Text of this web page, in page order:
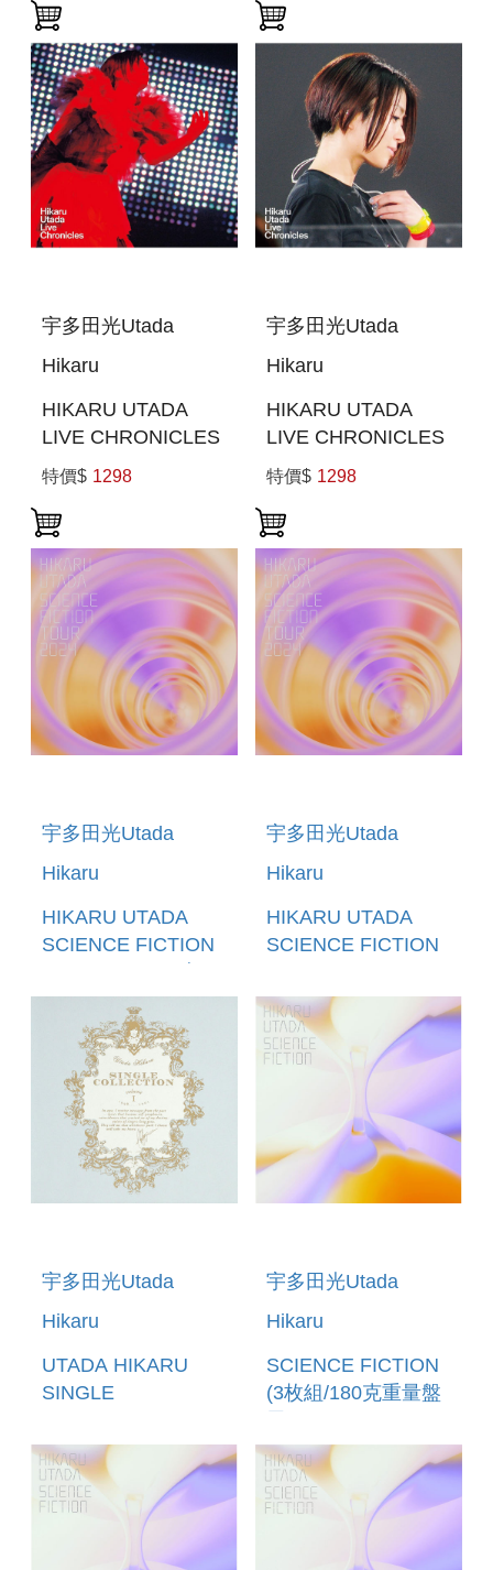
BLU-RAY)
宇多田光Utada
Hikaru
HIKARU UTADA
LIVE CHRONICLES
UTADA UNITED
(BLU-RAY))
特價$ 1298
宇多田光Utada
Hikaru
HIKARU UTADA
LIVE CHRONICLES
WILD LIFE (2010)
RAY))
特價$ 1298
宇多田光Utada
Hikaru
HIKARU UTADA
SCIENCE FICTION
口完全生產限定盤)
(2BLU-
RAY+2CD+SPECIAL
PACKAGE)
宇多田光Utada
Hikaru
HIKARU UTADA
SCIENCE FICTION
RAY) (日本進口盤)
(預購至9/6 12:00止)
宇多田光Utada
Hikaru
UTADA HIKARU
SINGLE
VOL.1
宇多田光Utada
Hikaru
SCIENCE FICTION
(3枚組/180克重量盤